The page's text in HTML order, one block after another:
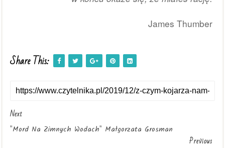
James Thumber
Share This:
Next
"Mord Na Zimnych Wodach" Małgorzata Grosman
Previous